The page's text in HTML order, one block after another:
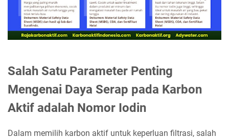
Salah Satu Parameter Penting
Mengenai Daya Serap pada Karbon
Aktif adalah Nomor Iodin
Dalam memilih karbon aktif untuk keperluan filtrasi, salah